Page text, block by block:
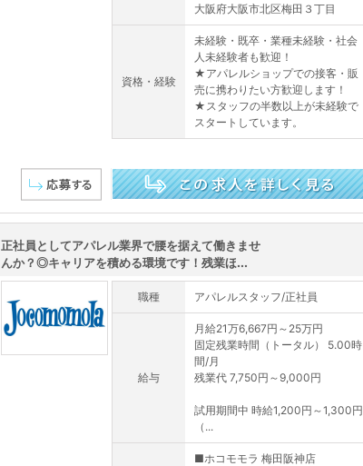
大阪府大阪市北区梅田３丁目
資格・経験
未経験・既卒・業種未経験・社会
人未経験者も歓迎！
★アパレルショップでの接客・販
売に携わりたい方歓迎します！
★スタッフの半数以上が未経験で
スタートしています。
正社員としてアパレル業界で腰を据えて働きませ
んか？◎キャリアを積める環境です！残業ほ...
職種 アパレルスタッフ/正社員
給与
月給21万6,667円～25万円
固定残業時間（トータル） 5.00時
間/月
残業代 7,750円～9,000円
試用期間中 時給1,200円～1,300円
（...
■ホコモモラ 梅田阪神店